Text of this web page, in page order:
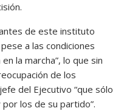
de este instituto
a las condiciones
la marcha”, lo que sin
de los
del Ejecutivo “que sólo
los de su partido”.